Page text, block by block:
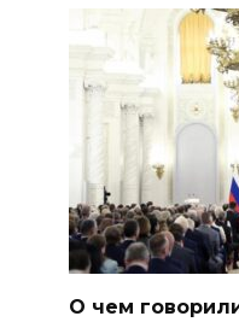
О чем